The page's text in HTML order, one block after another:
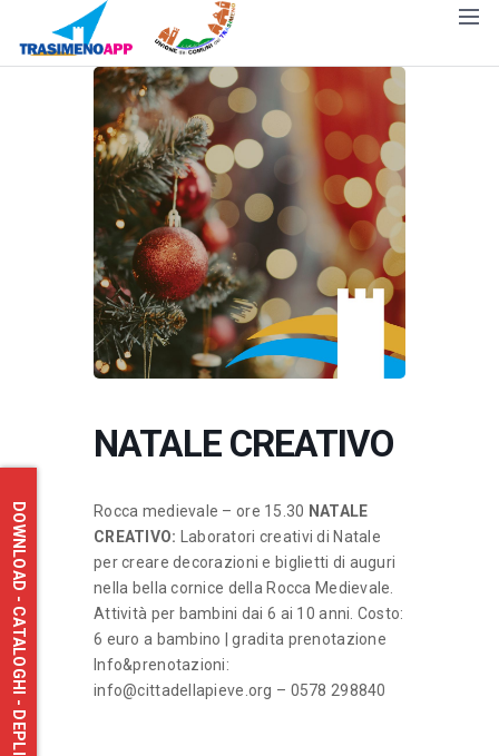
NATALE CREATIVO
Rocca medievale – ore 15.30 NATALE
CREATIVO: Laboratori creativi di Natale
per creare decorazioni e biglietti di auguri
nella bella cornice della Rocca Medievale.
Attività per bambini dai 6 ai 10 anni. Costo:
6 euro a bambino | gradita prenotazione
Info&prenotazioni:
info@cittadellapieve.org – 0578 298840
DOWNLOAD - CATALOGHI - DEPLIANT - MAPPE